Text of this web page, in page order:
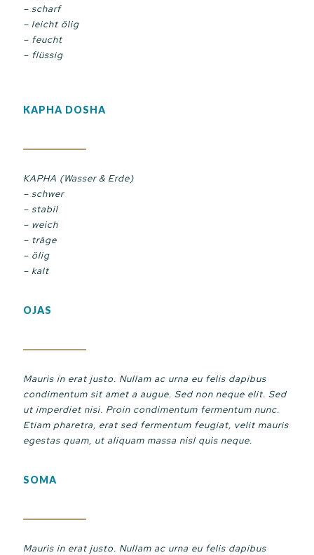
– scharf
– leicht ölig
– feucht
– flüssig
KAPHA DOSHA
KAPHA (Wasser & Erde)
– schwer
– stabil
– weich
– träge
– ölig
– kalt
OJAS
Mauris in erat justo. Nullam ac urna eu felis dapibus
condimentum sit amet a augue. Sed non neque elit. Sed
ut imperdiet nisi. Proin condimentum fermentum nunc.
Etiam pharetra, erat sed fermentum feugiat, velit mauris
egestas quam, ut aliquam massa nisl quis neque.
SOMA
Mauris in erat justo. Nullam ac urna eu felis dapibus